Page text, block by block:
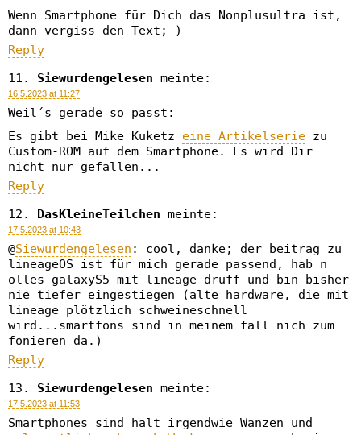
Wenn Smartphone für Dich das Nonplusultra ist,
dann vergiss den Text;-)
Reply
Siewurdengelesen meinte:
16.5.2023 at 11:27
Weil´s gerade so passt:
Es gibt bei Mike Kuketz eine Artikelserie zu
Custom-ROM auf dem Smartphone. Es wird Dir
nicht nur gefallen...
Reply
DasKleineTeilchen meinte:
17.5.2023 at 10:43
@Siewurdengelesen : cool, danke; der beitrag zu
lineageOS ist für mich gerade passend, hab n
olles galaxyS5 mit lineage druff und bin bisher
nie tiefer eingestiegen (alte hardware, die mit
lineage plötzlich schweineschnell
wird...smartfons sind in meinem fall nich zum
fonieren da.)
Reply
Siewurdengelesen meinte:
17.5.2023 at 11:53
Smartphones sind halt irgendwie Wanzen und